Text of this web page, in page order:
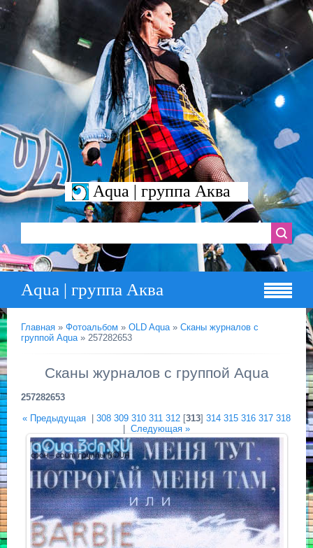
Aqua | группа Аква
Aqua | группа Аква
Главная » Фотоальбом » OLD Aqua» Сканы журналов с
группой Aqua» 257282653
Сканы журналов с группой Aqua
257282653
« Предыдущая
308 309 310 311 312 [313] 314 315 316 317 318
Следующая »